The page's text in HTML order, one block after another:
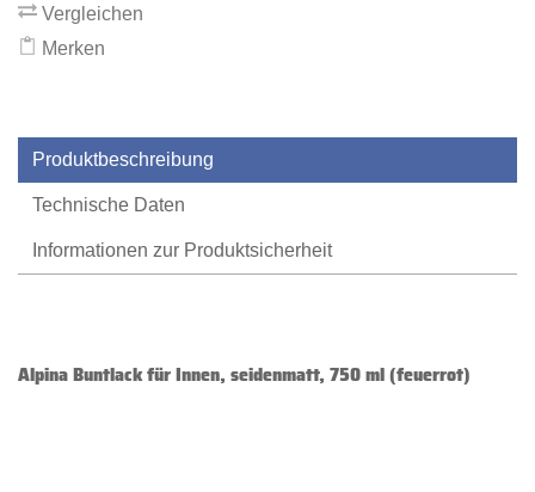
Vergleichen
Merken
Produktbeschreibung
Technische Daten
Informationen zur Produktsicherheit
Alpina Buntlack für Innen, seidenmatt, 750 ml (feuerrot)